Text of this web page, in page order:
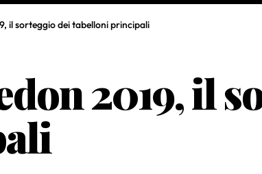
il sorteggio dei tabelloni principali
2019, il